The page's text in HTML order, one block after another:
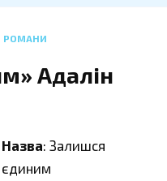
РОМАНИ
Адалін
Назва: Залишся
єдиним